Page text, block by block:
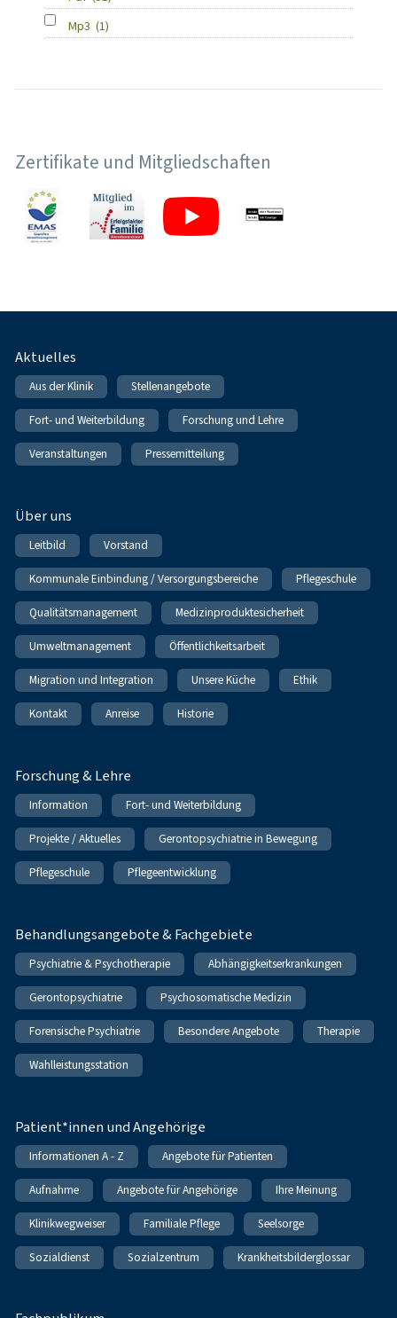
Mp3 (1)
Zertifikate und Mitgliedschaften
Fußnavigation
Aktuelles
Aus der Klinik Stellenangebote
Fort- und Weiterbildung Forschung und Lehre
Veranstaltungen Pressemitteilung
Über uns
Leitbild Vorstand
Kommunale Einbindung / Versorgungsbereiche Pflegeschule
Qualitätsmanagement Medizinproduktesicherheit
Umweltmanagement Öffentlichkeitsarbeit
Migration und Integration Unsere Küche Ethik
Kontakt Anreise Historie
Forschung & Lehre
Information Fort- und Weiterbildung
Projekte / Aktuelles Gerontopsychiatrie in Bewegung
Pflegeschule Pflegeentwicklung
Behandlungsangebote & Fachgebiete
Psychiatrie & Psychotherapie Abhängigkeitserkrankungen
Gerontopsychiatrie Psychosomatische Medizin
Forensische Psychiatrie Besondere Angebote Therapie
Wahlleistungsstation
Patient*innen und Angehörige
Informationen A - Z Angebote für Patienten
Aufnahme Angebote für Angehörige Ihre Meinung
Klinikwegweiser Familiale Pflege Seelsorge
Sozialdienst Sozialzentrum Krankheitsbilderglossar